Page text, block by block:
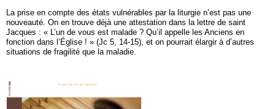
La prise en compte des états vulnérables par la liturgie n’est pas une
nouveauté. On en trouve déjà une attestation dans la lettre de saint
Jacques : « L’un de vous est malade ? Qu’il appelle les Anciens en
fonction dans l’Église ! » (Jc 5, 14-15), et on pourrait élargir à d’autres
situations de fragilité que la maladie.